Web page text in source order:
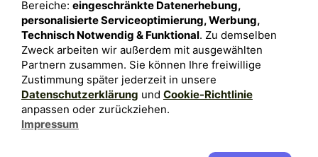
Instagram
Youtube
Bereiche: eingeschränkte Datenerhebung,
personalisierte Serviceoptimierung, Werbung,
Technisch Notwendig & Funktional. Zu demselben
Zweck arbeiten wir außerdem mit ausgewählten
Partnern zusammen. Sie können Ihre freiwillige
Zustimmung später jederzeit in unsere
Datenschutzerklärung und Cookie-Richtlinie
anpassen oder zurückziehen.
Impressum